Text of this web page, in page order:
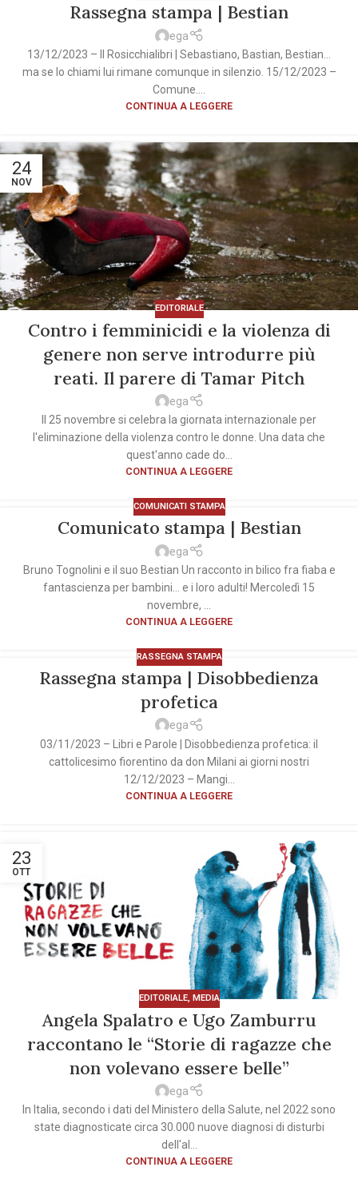
Rassegna stampa | Bestian
ega
13/12/2023 – Il Rosicchialibri | Sebastiano, Bastian, Bestian…
ma se lo chiami lui rimane comunque in silenzio. 15/12/2023 –
Comune....
CONTINUA A LEGGERE
24
NOV
EDITORIALE
Contro i femminicidi e la violenza di
genere non serve introdurre più
reati. Il parere di Tamar Pitch
ega
Il 25 novembre si celebra la giornata internazionale per
l'eliminazione della violenza contro le donne. Una data che
quest'anno cade do...
CONTINUA A LEGGERE
COMUNICATI STAMPA
Comunicato stampa | Bestian
ega
Bruno Tognolini e il suo Bestian Un racconto in bilico fra fiaba e
fantascienza per bambini… e i loro adulti! Mercoledì 15
novembre, ...
CONTINUA A LEGGERE
RASSEGNA STAMPA
Rassegna stampa | Disobbedienza
profetica
ega
03/11/2023 – Libri e Parole | Disobbedienza profetica: il
cattolicesimo fiorentino da don Milani ai giorni nostri
12/12/2023 – Mangi...
CONTINUA A LEGGERE
23
OTT
EDITORIALE, MEDIA
Angela Spalatro e Ugo Zamburru
raccontano le “Storie di ragazze che
non volevano essere belle”
ega
In Italia, secondo i dati del Ministero della Salute, nel 2022 sono
state diagnosticate circa 30.000 nuove diagnosi di disturbi
dell'al...
CONTINUA A LEGGERE